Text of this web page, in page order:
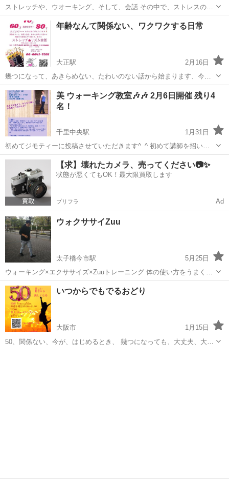
ストレッチや、ウオーキング、そして、会話 その中で、ストレスの発
散、運動不足、解消 身も心も、スッキリして、帰れます。
大阪 大阪市 大正駅 ウォーキング 運動不足
年齢なんて関係ない、ワクワクする日常
大正駅
2月16日
幾つになって、あきらめない、たわいのない話から始まります、今よ
りハッピーに、今よりワクワクする日常へ、そしてリズムよある生活
へ！ 日々の中で、リズムがあるないは大変違いがあります、会話とリ
ズム、ゆっくりとそして、関節 筋肉を...
大阪 大阪市 大正駅 ウォーキング リズム
美 ウォーキング教室🎶🎶 2月6日開催 残り4
名！
千里中央駅
1月31日
初めてジモティーに投稿させていただきます^_^ 初めて講師を招いて
ウォーキング教室を開催します。健康、美容に関心がある方はぜひ💕
ングスタイリストに師...
大阪 豊中市 千里中央駅 ウォーキング リンパ
【求】壊れたカメラ、売ってください📷✨
状態が悪くてもOK！最大限買取します
プリフラ Ad
ウォクササイZuu
太子橋今市駅
5月25日
ウォーキング×エクササイズ×Zuuトレーニング 体の使い方をうまくし
て痛みの軽減を目指しませんか？ 他にも全身を使い運動不足解消 リフ
レッシュ こんなお悩みの方にオススメです！ 腰痛や肩こりにお悩みの
方 全身運動で...
大阪 守口市 太子橋今市駅 ウォーキング
いつからでもでるおどり
大阪市
1月15日
50、関係ない、今が、はじめるとき、 幾つになっても、大丈夫、大事